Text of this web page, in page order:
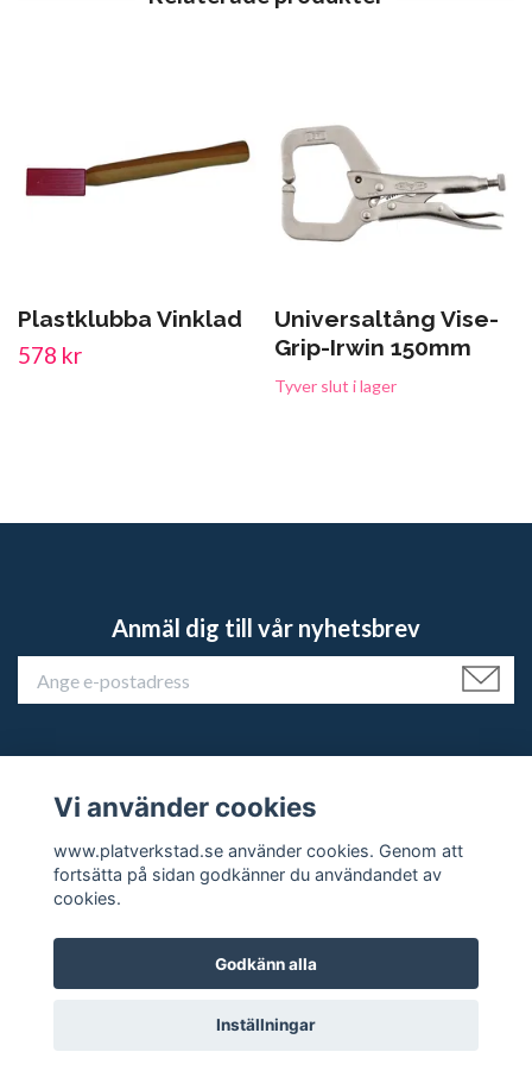
Plastklubba Vinklad
578 kr
Universaltång Vise-
Grip-Irwin 150mm
Tyver slut i lager
Anmäl dig till vår nyhetsbrev
Kundtjänst
Sociala medier
© 2026 platverkstad.se
Vi använder cookies
www.platverkstad.se använder cookies. Genom att
fortsätta på sidan godkänner du användandet av
cookies.
Godkänn alla
Inställningar